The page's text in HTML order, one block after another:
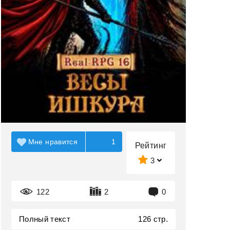
Рейтинг
3
122 2 0
Мне нравится 1
Полный текст 126 стр.